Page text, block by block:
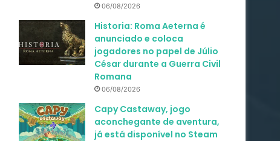
06/08/2026
Historia: Roma Aeterna é
anunciado e coloca
jogadores no papel de Júlio
César durante a Guerra Civil
Romana
06/08/2026
Capy Castaway, jogo
aconchegante de aventura,
já está disponível no Steam